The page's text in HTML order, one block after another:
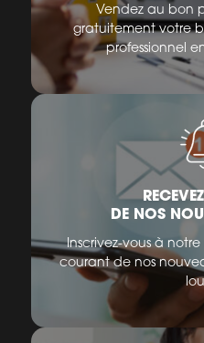
Vendez au bon
gratuitement votre
professionnel
DE NOS
Inscrivez-vous à
courant de nos